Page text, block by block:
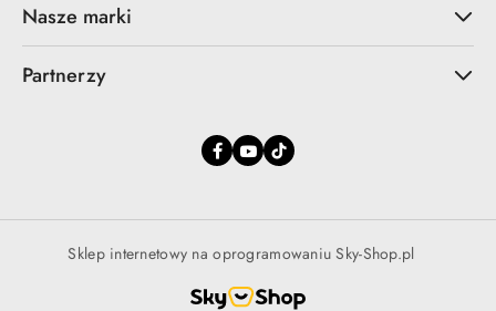
Nasze marki
Partnerzy
Sklep internetowy na oprogramowaniu Sky-Shop.pl